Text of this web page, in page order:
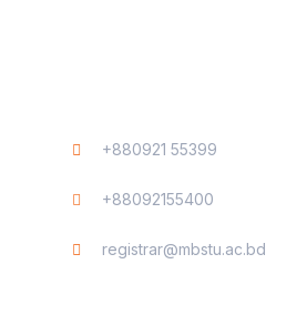
+880921 55399
+88092155400
registrar@mbstu.ac.bd